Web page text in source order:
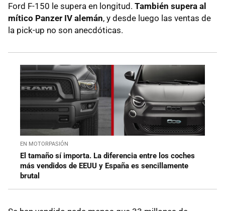
Ford F-150 le supera en longitud. También supera al
mítico Panzer IV alemán, y desde luego las ventas de
la pick-up no son anecdóticas.
EN MOTORPASIÓN
El tamaño sí importa. La diferencia entre los coches
más vendidos de EEUU y España es sencillamente
brutal